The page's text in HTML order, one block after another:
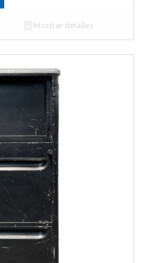
Mostrar detalles